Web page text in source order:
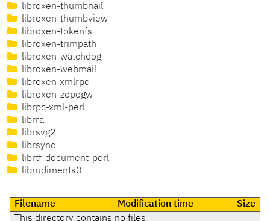
libroxen-thumbnail
libroxen-thumbview
libroxen-tokenfs
libroxen-trimpath
libroxen-watchdog
libroxen-webmail
libroxen-xmlrpc
libroxen-zopegw
librpc-xml-perl
librra
librsvg2
librsync
librtf-document-perl
librudiments0
Filename Modification time
Size
This directory contains no files